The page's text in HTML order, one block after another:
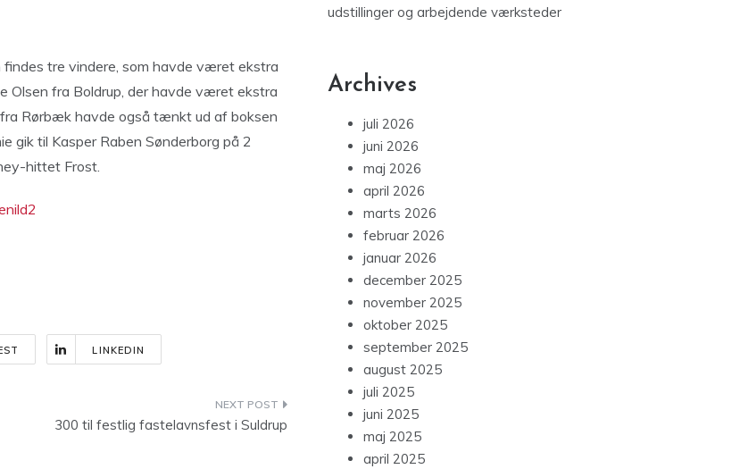
tre vindere, som havde været ekstra
Olsen fra Boldrup, der havde været ekstra
Rørbæk havde også tænkt ud af boksen
gik til Kasper Raben Sønderborg på 2
hittet Frost.
LINKEDIN
300 til festlig fastelavnsfest i Suldrup
udstillinger og arbejdende værksteder
Archives
juli 2026
juni 2026
maj 2026
april 2026
marts 2026
februar 2026
januar 2026
december 2025
november 2025
oktober 2025
september 2025
august 2025
juli 2025
juni 2025
maj 2025
april 2025